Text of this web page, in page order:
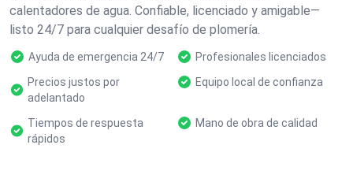
calentadores de agua. Confiable, licenciado y amigable—
listo 24/7 para cualquier desafío de plomería.
Ayuda de emergencia 24/7
Profesionales licenciados
Precios justos por
adelantado
Equipo local de confianza
Tiempos de respuesta
rápidos
Mano de obra de calidad